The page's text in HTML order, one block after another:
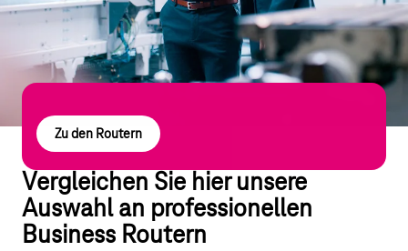
Zu den Routern
Vergleichen Sie hier unsere
Auswahl an professionellen
Business Routern